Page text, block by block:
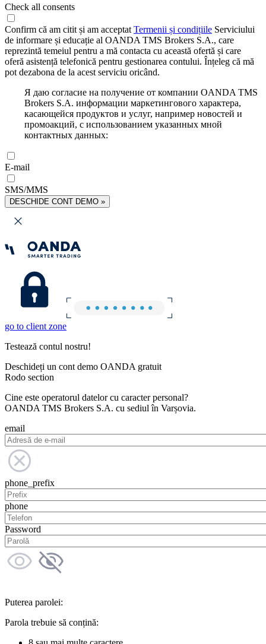
Check all consents
Confirm că am citit și am acceptat Termenii și condițiile Serviciului
de informare și educație al OANDA TMS Brokers S.A., care
reprezintă temeiul pentru a mă contacta cu această ofertă și care
oferă asistență telefonică pentru gestionarea contului. Înțeleg că mă
pot dezabona de la acest serviciu oricând.
Я даю согласие на получение от компании OANDA TMS
Brokers S.A. информации маркетингового характера,
касающейся продуктов и услуг, например новостей и
промоакций, с использованием указанных мной
контактных данных:
E-mail
SMS/MMS
DESCHIDE CONT DEMO »
go to client zone
Testează contul nostru!
Deschideți un cont demo OANDA gratuit
Rodo section
Cine este operatorul datelor cu caracter personal?
OANDA TMS Brokers S.A. cu sediul în Varșovia.
email
phone_prefix
phone
Password
Puterea parolei:
Parola trebuie să conțină: